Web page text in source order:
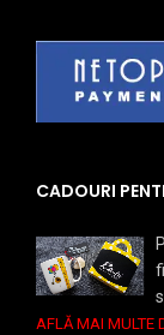
CADOURI
AFLĂ MAI MULTE